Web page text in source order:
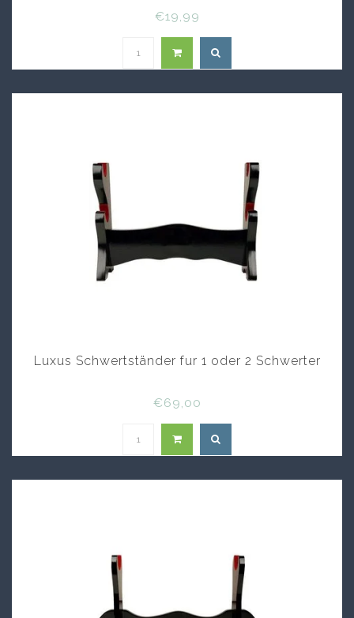
€19,99
Luxus Schwertständer fur 1 oder 2 Schwerter
€69,00